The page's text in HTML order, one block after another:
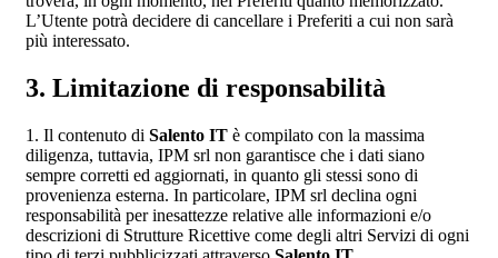
L’Utente potrà decidere di cancellare i Preferiti a cui non sarà
più interessato.
3. Limitazione di responsabilità
1. Il contenuto di Salento IT è compilato con la massima
diligenza, tuttavia, IPM srl non garantisce che i dati siano
sempre corretti ed aggiornati, in quanto gli stessi sono di
provenienza esterna. In particolare, IPM srl declina ogni
responsabilità per inesattezze relative alle informazioni e/o
descrizioni di Strutture Ricettive come degli altri Servizi di ogni